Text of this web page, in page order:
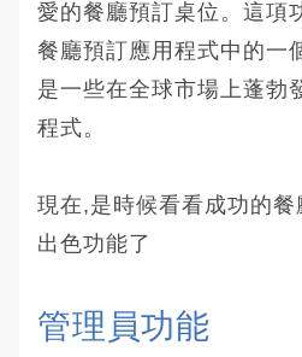
愛的餐廳預訂桌位。這項
餐廳預訂應用程式中的一
是一些在全球市場上蓬勃
程式。
現在,是時候看看成功的
出色功能了
管理員功能